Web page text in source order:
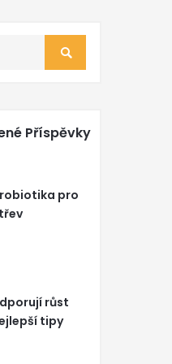
Příspěvky
pro
růst
tipy